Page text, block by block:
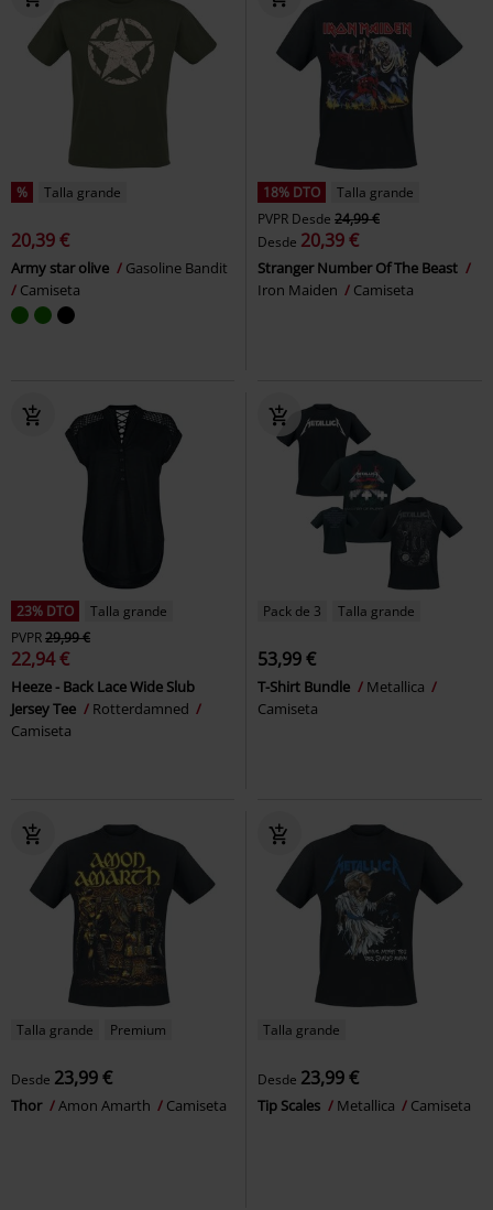
% Talla grande
20,39 €
Army star olive
Gasoline Bandit
Camiseta
18% DTO
Talla grande
PVPR Desde 24,99 €
Desde 20,39 €
Stranger Number Of The Beast
Iron Maiden
Camiseta
23% DTO
Talla grande
PVPR29,99 €
22,94 €
Heeze - Back Lace Wide Slub
Jersey Tee
Rotterdamned
Camiseta
Pack de 3 Talla grande
53,99 €
T-Shirt Bundle
Metallica
Camiseta
Talla grande Premium
Desde 23,99 €
Thor Amon Amarth Camiseta
Talla grande
Desde 23,99 €
Tip Scales Metallica Camiseta